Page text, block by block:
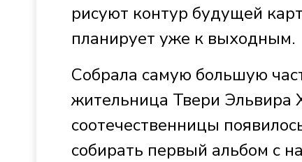
рисуют контур будущей
планирует уже к выходным.
Собрала самую большую
жительница Твери Эльвира
соотечественницы
собирать первый альбом с